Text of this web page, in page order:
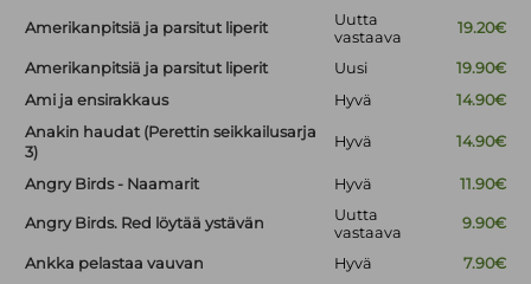
Amerikanpitsiä ja parsitut liperit
Uutta
vastaava
19.20€
Amerikanpitsiä ja parsitut liperit Uusi
19.90€
Ami ja ensirakkaus
Hyvä
14.90€
Anakin haudat (Perettin seikkailusarja
3)
Hyvä 14.90€
Angry Birds - Naamarit Hyvä 11.90€
Angry Birds. Red löytää ystävän
Uutta
vastaava
9.90€
Ankka pelastaa vauvan Hyvä
7.90€